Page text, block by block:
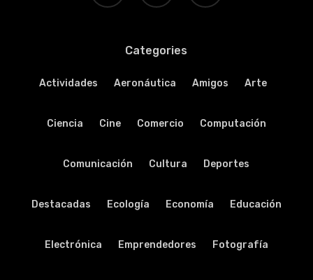
Categories
Actividades Aeronáutica Amigos Arte
Ciencia Cine Comercio Computación
Comunicación Cultura Deportes
Destacadas Ecología Economía Educación
Electrónica Emprendedores Fotografía